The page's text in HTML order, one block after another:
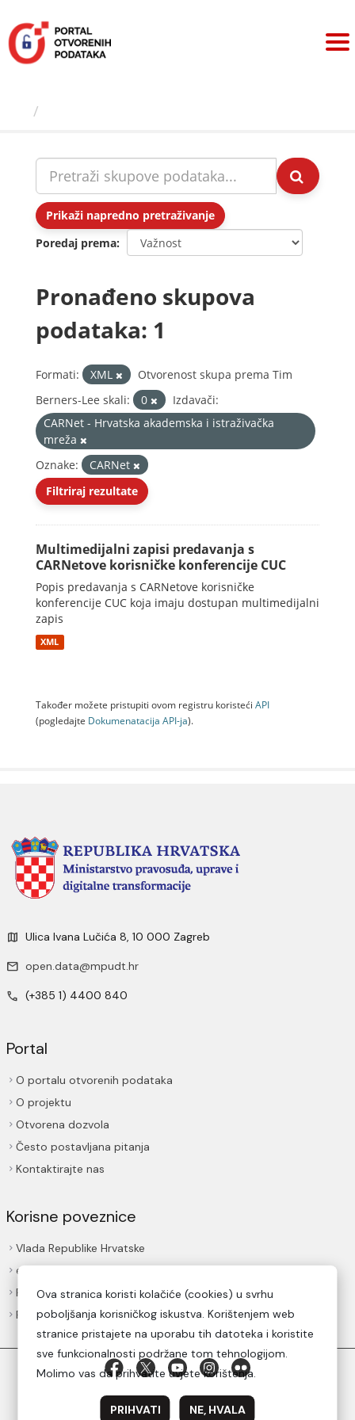
sadržaj
Prikaži napredno pretraživanje
Poredaj prema
Pronađeno skupova
podataka: 1
Formati: XML
Otvorenost skupa prema Tim
Berners-Lee skali:
0
Izdavači:
CARNet - Hrvatska akademska i istraživačka
mreža
Oznake:
CARNet
Filtriraj rezultate
Multimedijalni zapisi predavanja s
CARNetove korisničke konferencije CUC
Popis predavanja s CARNetove korisničke
konferencije CUC koja imaju dostupan multimedijalni
zapis
XML
Također možete pristupiti ovom registru koristeći API
(pogledajte Dokumenаtаcijа API-jа).